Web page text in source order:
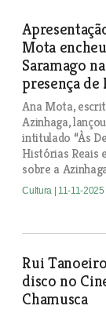
Mota
Saramago
presença de
Ana Mota,
Azinhaga,
intitulado “Às
Histórias Reais
sobre a
Cultura | 11-11-2025
Rui
disco no
Chamusca